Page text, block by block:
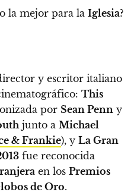
la mejor para la Iglesia?
y escritor italiano
This
por Sean Penn y
junto a Michael
& Frankie), y La Gran
fue reconocida
en los Premios
de Oro.